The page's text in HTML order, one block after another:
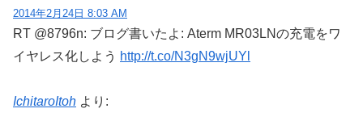
2014年2月24日 8:03 AM
RT @8796n: ブログ書いたよ: Aterm MR03LNの充電をワ
イヤレス化しよう http://t.co/N3gN9wjUYl
IchitaroItoh より: